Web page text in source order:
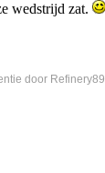
wedstrijd zat.
door Refinery89